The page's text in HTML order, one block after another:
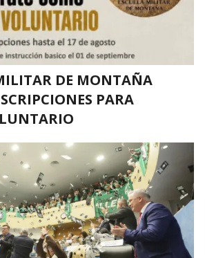
DE MONTAÑA
PARA